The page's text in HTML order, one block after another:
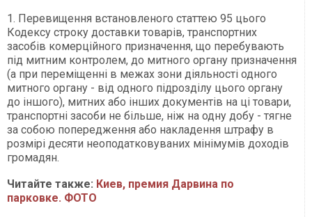
1. Перевищення встановленого статтею 95 цього
Кодексу строку доставки товарів, транспортних
засобів комерційного призначення, що перебувають
під митним контролем, до митного органу призначення
(а при переміщенні в межах зони діяльності одного
митного органу - від одного підрозділу цього органу
до іншого), митних або інших документів на ці товари,
транспортні засоби не більше, ніж на одну добу - тягне
за собою попередження або накладення штрафу в
розмірі десяти неоподатковуваних мінімумів доходів
громадян.
Читайте также: Киев, премия Дарвина по
парковке. ФОТО